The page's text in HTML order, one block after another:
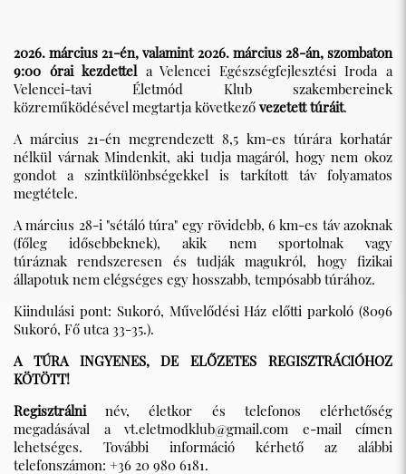
2026. március 21-én, valamint 2026. március 28-án, szombaton
9:00 órai kezdettela Velencei Egészségfejlesztési Iroda a
Velencei-tavi Életmód Klub szakembereinek
közreműködésével megtartja következő vezetett túráit.
A március 21-én megrendezett 8,5 km-es túrára korhatár
nélkül várnak Mindenkit, aki tudja magáról, hogy nem okoz
gondot a szintkülönbségekkel is tarkított táv folyamatos
megtétele.
A március 28-i "sétáló túra" egy rövidebb, 6 km-es táv azoknak
(főleg idősebbeknek), akik nem sportolnak vagy
túráznak rendszeresen és tudják magukról, hogy fizikai
állapotuk nem elégséges egy hosszabb, tempósabb túrához.
Kiindulási pont: Sukoró, Művelődési Ház előtti parkoló (8096
Sukoró, Fő utca 33-35.).
A TÚRA INGYENES, DE ELŐZETES REGISZTRÁCIÓHOZ
KÖTÖTT!
Regisztrálninév, életkor és telefonos elérhetőség
megadásával a vt.eletmodklub@gmail.com e-mail címen
lehetséges. További információ kérhető az alábbi
telefonszámon: +36 20 980 6181.